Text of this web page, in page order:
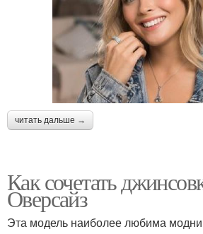
читать дальше →
Как сочетать
Оверсайз
Эта модель наиболее любима